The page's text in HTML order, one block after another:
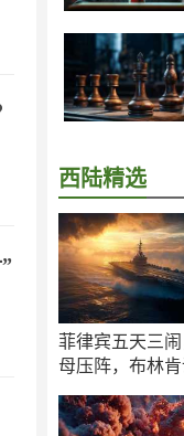
西陆精选
菲律宾五天三
母压阵，布林